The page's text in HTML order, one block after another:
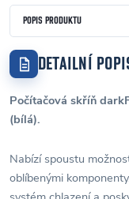
POPIS PRODUKTU
DETAILNÍ
Počítačová skříň
(bílá).
Nabízí spoustu
oblíbenými